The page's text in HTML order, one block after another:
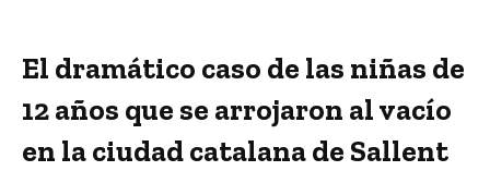
El dramático caso de las niñas de
12 años que se arrojaron al vacío
en la ciudad catalana de Sallent